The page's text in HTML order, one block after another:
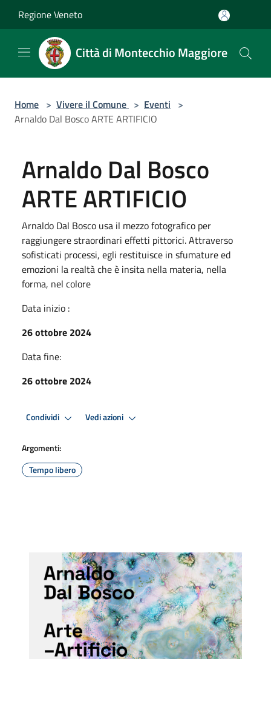
Regione Veneto
Città di Montecchio Maggiore
Home > Vivere il Comune > Eventi >
Arnaldo Dal Bosco ARTE ARTIFICIO
Arnaldo Dal Bosco
ARTE ARTIFICIO
Arnaldo Dal Bosco usa il mezzo fotografico per
raggiungere straordinari effetti pittorici. Attraverso
sofisticati processi, egli restituisce in sfumature ed
emozioni la realtà che è insita nella materia, nella
forma, nel colore
Data inizio :
26 ottobre 2024
Data fine:
26 ottobre 2024
Condividi Vedi azioni
Argomenti:
Tempo libero